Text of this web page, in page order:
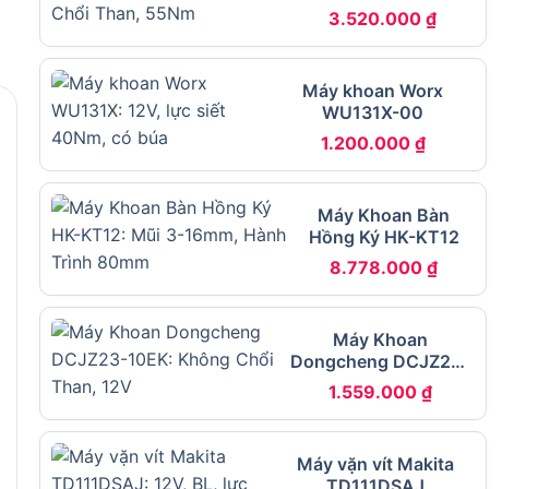
3.520.000₫
Máy khoan Worx
WU131X-00
1.200.000 ₫
Máy Khoan Bàn
Hồng Ký HK-KT12
8.778.000₫
Máy Khoan
Dongcheng DCJZ23-
10EK
1.559.000 ₫
Máy vặn vít Makita